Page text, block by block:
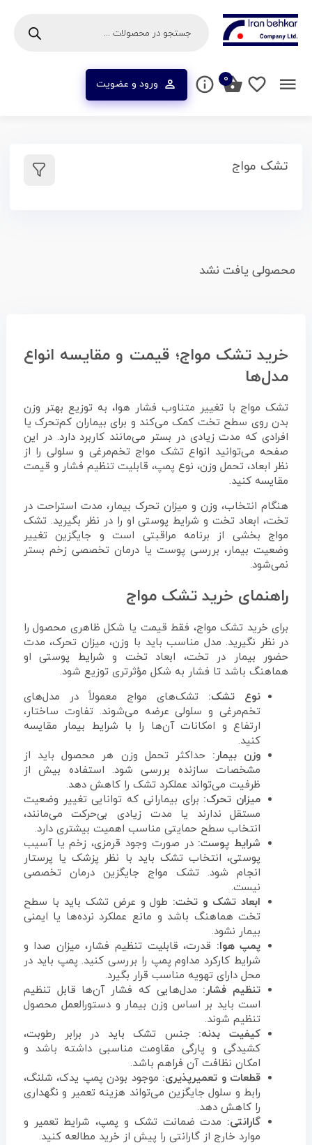
ورود و عضویت ۰
تشک مواج
محصولی یافت نشد
خرید تشک مواج؛ قیمت و مقایسه انواع
مدل‌ها
تشک مواج با تغییر متناوب فشار هوا، به توزیع بهتر وزن
بدن روی سطح تخت کمک می‌کند و برای بیماران کم‌تحرک یا
افرادی که مدت زیادی در بستر می‌مانند کاربرد دارد. در این
صفحه می‌توانید انواع تشک مواج تخم‌مرغی و سلولی را از
نظر ابعاد، تحمل وزن، نوع پمپ، قابلیت تنظیم فشار و قیمت
مقایسه کنید.
هنگام انتخاب، وزن و میزان تحرک بیمار، مدت استراحت در
تخت، ابعاد تخت و شرایط پوستی او را در نظر بگیرید. تشک
مواج بخشی از برنامه مراقبتی است و جایگزین تغییر
وضعیت بیمار، بررسی پوست یا درمان تخصصی زخم بستر
نمی‌شود.
راهنمای خرید تشک مواج
برای خرید تشک مواج، فقط قیمت یا شکل ظاهری محصول را
در نظر نگیرید. مدل مناسب باید با وزن، میزان تحرک، مدت
حضور بیمار در تخت، ابعاد تخت و شرایط پوستی او
هماهنگ باشد تا فشار به شکل مؤثرتری توزیع شود.
نوع تشک: تشک‌های مواج معمولاً در مدل‌های
تخم‌مرغی و سلولی عرضه می‌شوند. تفاوت ساختار،
ارتفاع و امکانات آن‌ها را با شرایط بیمار مقایسه
کنید.
وزن بیمار: حداکثر تحمل وزن هر محصول باید از
مشخصات سازنده بررسی شود. استفاده بیش از
ظرفیت می‌تواند عملکرد تشک را کاهش دهد.
میزان تحرک: برای بیمارانی که توانایی تغییر وضعیت
مستقل ندارند یا مدت زیادی بی‌حرکت می‌مانند،
انتخاب سطح حمایتی مناسب اهمیت بیشتری دارد.
شرایط پوست: در صورت وجود قرمزی، زخم یا آسیب
پوستی، انتخاب تشک باید با نظر پزشک یا پرستار
انجام شود. تشک مواج جایگزین درمان تخصصی
نیست.
ابعاد تشک و تخت: طول و عرض تشک باید با سطح
تخت هماهنگ باشد و مانع عملکرد نرده‌ها یا ایمنی
بیمار نشود.
پمپ هوا: قدرت، قابلیت تنظیم فشار، میزان صدا و
شرایط کارکرد مداوم پمپ را بررسی کنید. پمپ باید در
محل دارای تهویه مناسب قرار بگیرد.
تنظیم فشار: مدل‌هایی که فشار آن‌ها قابل تنظیم
است باید بر اساس وزن بیمار و دستورالعمل محصول
تنظیم شوند.
کیفیت بدنه: جنس تشک باید در برابر رطوبت،
کشیدگی و پارگی مقاومت مناسبی داشته باشد و
امکان نظافت آن فراهم باشد.
قطعات و تعمیرپذیری: موجود بودن پمپ یدک، شلنگ،
رابط و سلول جایگزین می‌تواند هزینه تعمیر و نگهداری
را کاهش دهد.
گارانتی: مدت ضمانت تشک و پمپ، شرایط تعمیر و
موارد خارج از گارانتی را پیش از خرید مطالعه کنید.